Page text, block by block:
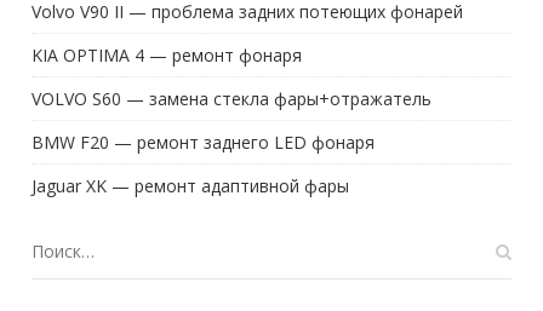
Volvo V90 II — проблема задних потеющих фонарей
KIA OPTIMA 4 — ремонт фонаря
VOLVO S60 — замена стекла фары+отражатель
BMW F20 — ремонт заднего LED фонаря
Jaguar XK — ремонт адаптивной фары